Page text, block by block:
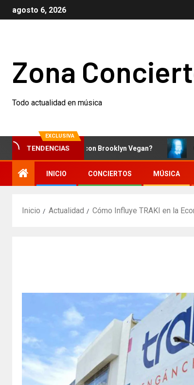
agosto 6, 2026
Zona
Todo actualidad en música
EXCLUSIVA
TENDENCIAS
está pasando con Brooklyn Vegan?
INICIO CONCIERTOS MÚSICA
Inicio Actualidad Cómo Influye TRAKI en la